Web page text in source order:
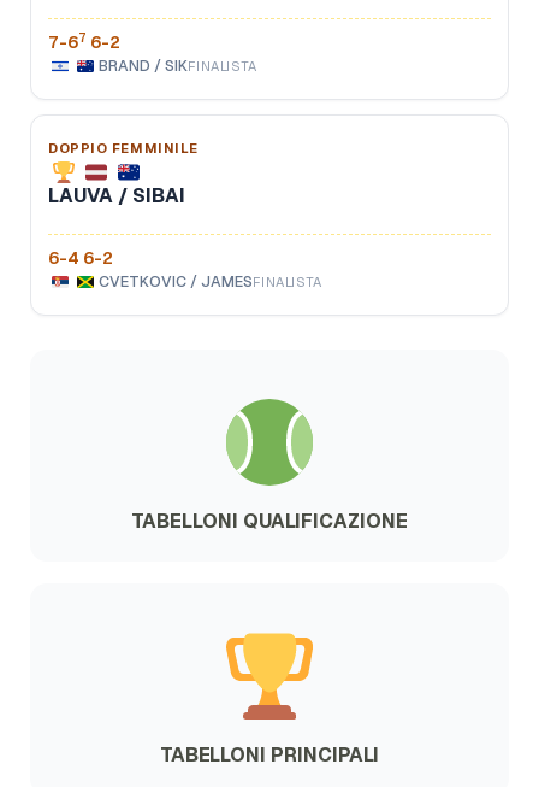
7-67 6-2
BRAND / SIKFINALISTA
DOPPIO FEMMINILE
LAUVA / SIBAI
6-4 6-2
CVETKOVIC / JAMESFINALISTA
TABELLONI QUALIFICAZIONE
TABELLONI PRINCIPALI